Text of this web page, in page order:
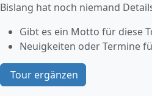
Bislang hat noch niemand
Gibt es ein Motto für diese
Neuigkeiten oder Termine
Tour ergänzen